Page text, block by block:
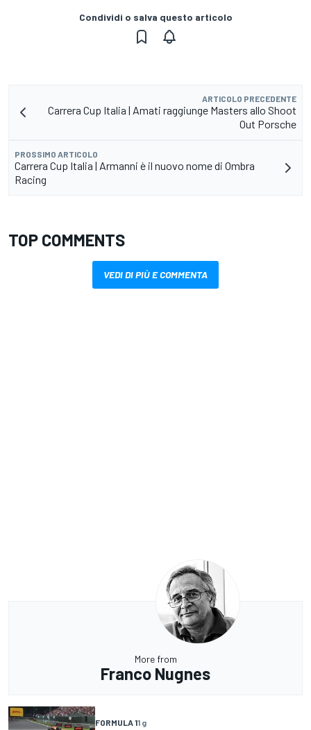
Condividi o salva questo articolo
ARTICOLO PRECEDENTE
Carrera Cup Italia | Amati raggiunge Masters allo Shoot
Out Porsche
PROSSIMO ARTICOLO
Carrera Cup Italia | Armanni è il nuovo nome di Ombra
Racing
TOP COMMENTS
VEDI DI PIÙ E COMMENTA
More from
Franco Nugnes
FORMULA 11 g